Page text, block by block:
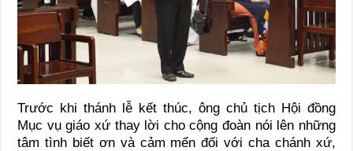
Trước khi thánh lễ kết thúc, ông chủ tịch Hội đồng
Mục vụ giáo xứ thay lời cho cộng đoàn nói lên những
tâm tình biết ơn và cảm mến đối với cha chánh xứ,